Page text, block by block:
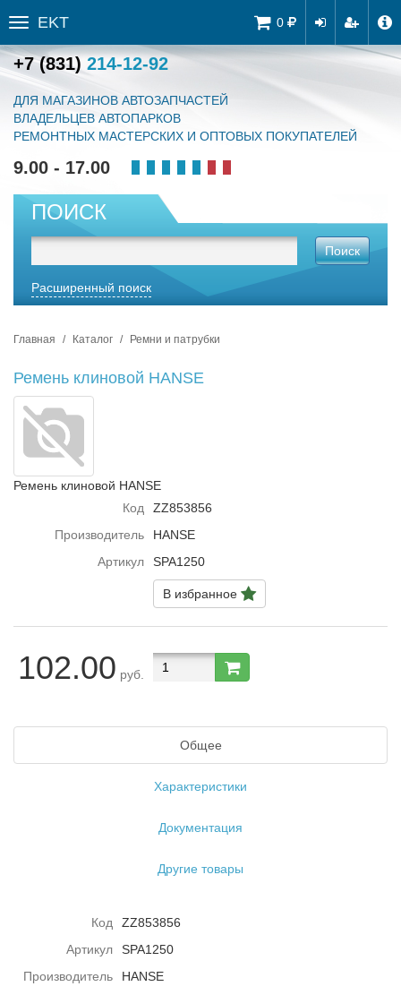
0
Toggle
sidebar
EKT
+7 (831) 214-12-92
ДЛЯ МАГАЗИНОВ АВТОЗАПЧАСТЕЙ
ВЛАДЕЛЬЦЕВ АВТОПАРКОВ
РЕМОНТНЫХ МАСТЕРСКИХ И ОПТОВЫХ ПОКУПАТЕЛЕЙ
9.00 - 17.00
ПОИСК
Поиск
Расширенный поиск
Главная Каталог Ремни и патрубки
Ремень клиновой HANSE
Ремень клиновой HANSE
Код
ZZ853856
Производитель
HANSE
Артикул
SPA1250
В избранное
102.00 руб.
Общее
Характеристики
Документация
Другие товары
Код
ZZ853856
Артикул
SPA1250
Производитель
HANSE